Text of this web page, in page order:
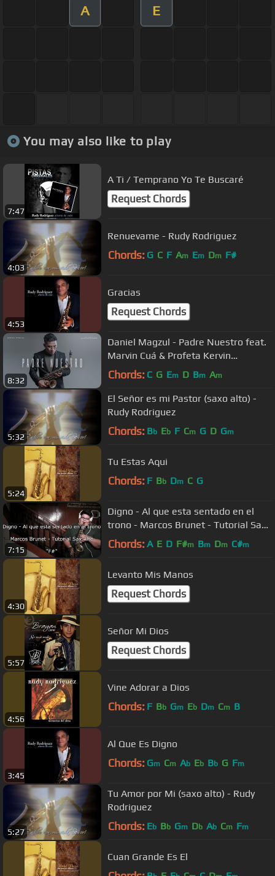
A E
You may also like to play
7:47
A Ti / Temprano Yo Te Buscaré
Request Chords
4:03
Renuevame - Rudy Rodriguez
Chords: G C F Am Em Dm F#
4:53
Gracias
Request Chords
8:32
Daniel Magzul - Padre Nuestro feat.
Marvin Cuá & Profeta Kervin
Medrano (Video Oficial)
Chords: C G Em D Bm Am
5:32
El Señor es mi Pastor (saxo alto) -
Rudy Rodriguez
Chords: Bb Eb F Cm G D Gm
5:24
Tu Estas Aqui
Chords: F Bb Dm C G
7:15
Digno - Al que esta sentado en el
trono - Marcos Brunet - Tutorial Sax
Alto - Samy Montalvan #6
Chords: A E D F#m Bm Dm C#m
4:30
Levanto Mis Manos
Request Chords
5:57
Señor Mi Dios
Request Chords
4:56
Vine Adorar a Dios
Chords: F Bb Gm Eb Dm Cm B
3:45
Al Que Es Digno
Chords: Gm Cm Ab Eb Bb G Fm
5:27
Tu Amor por Mi (saxo alto) - Rudy
Rodriguez
Chords: Eb Bb Gm Db Ab Cm Fm
Cuan Grande Es El